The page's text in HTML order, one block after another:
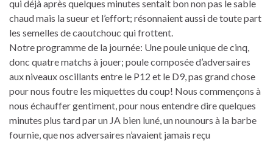
qui déjà après quelques minutes sentait bon non pas le sable
chaud mais la sueur et l’effort; résonnaient aussi de toute part
les semelles de caoutchouc qui frottent.
Notre programme de la journée: Une poule unique de cinq,
donc quatre matchs à jouer; poule composée d’adversaires
aux niveaux oscillants entre le P12 et le D9, pas grand chose
pour nous foutre les miquettes du coup! Nous commençons à
nous échauffer gentiment, pour nous entendre dire quelques
minutes plus tard par un JA bien luné, un nounours à la barbe
fournie, que nos adversaires n’avaient jamais reçu